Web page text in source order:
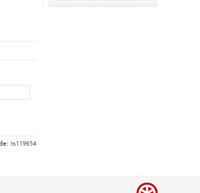
ts119654